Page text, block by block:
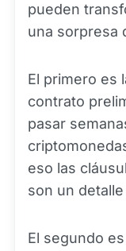
pueden
una sorpresa
El primero es
contrato
pasar
eso las
son un
El segundo